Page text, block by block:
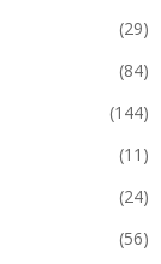
(29)
(84)
(144)
(11)
(24)
(56)